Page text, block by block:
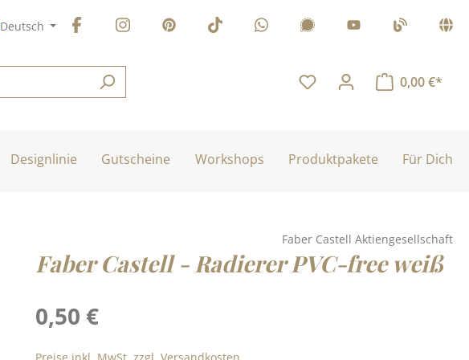
Deutsch
0,00 €*
Designlinie Gutscheine Workshops Produktpakete Für Dich
Faber Castell Aktiengesellschaft
Faber Castell - Radierer PVC-free weiß
Regulärer Preis:
0,50 €